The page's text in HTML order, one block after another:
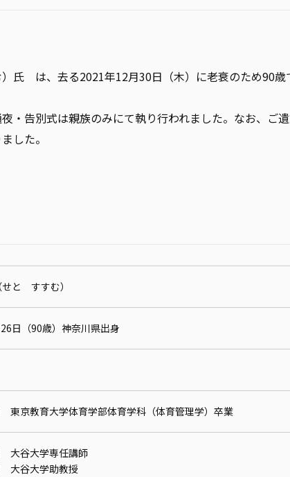
は、去る2021年12月30日（木）に老衰のため90歳
・告別式は親族のみにて執り行われました。なお、ご
した。
と すすむ）
日（90歳）神奈川県出身
東京教育大学体育学部体育学科（体育管理学）卒業
大谷大学専任講師
大谷大学助教授